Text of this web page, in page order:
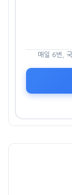
매일 6번,